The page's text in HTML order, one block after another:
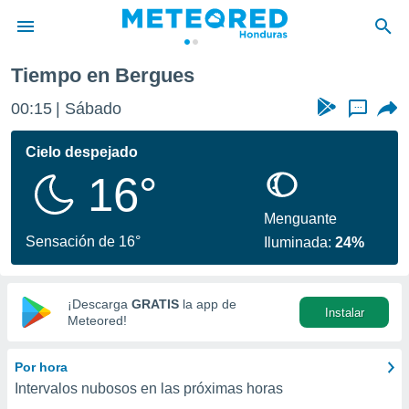
de
ha sido
calidad.
a este
las
y
digital
basada
Tiempo en Bergues
00:15 Sábado ...
Cielo despejado
16°
Sensación de 16°
Menguante
Iluminada:24%
¡Descarga GRATIS la app de
Meteored!
Instalar
Por hora
Intervalos nubosos en las próximas horas